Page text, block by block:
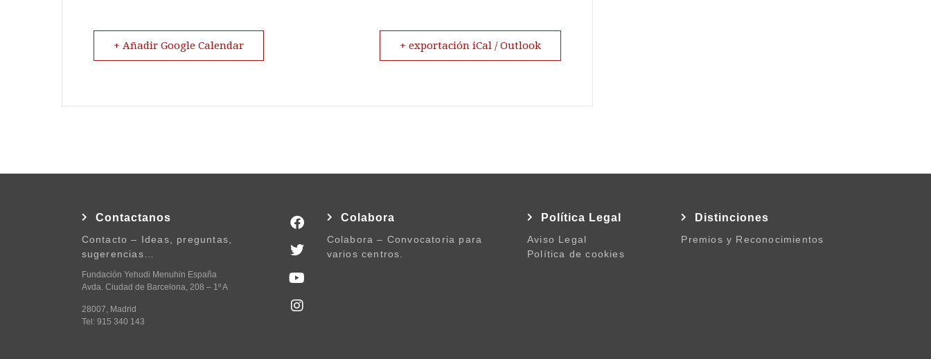
+ Añadir Google Calendar + exportación iCal / Outlook
Contactanos
Contacto – Ideas, preguntas,
sugerencias…
Fundación Yehudi Menuhin España
Avda. Ciudad de Barcelona, 208 – 1º A
28007, Madrid
Tel: 915 340 143
Colabora
Colabora – Convocatoria para
varios centros.
Política Legal
Aviso Legal
Política de cookies
Distinciones
Premios y Reconocimientos